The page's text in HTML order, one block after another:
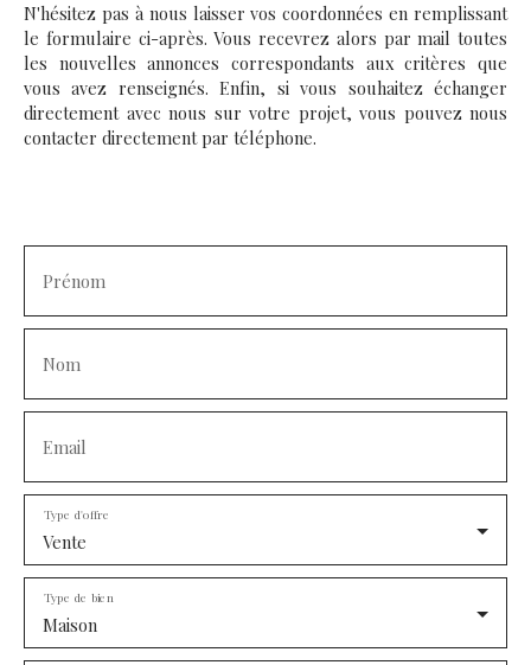
bureaux ou ateliers). Contact Florence Soragna 06 35 25
49 40
N'hésitez pas à nous laisser vos coordonnées en remplissant
le formulaire ci-après. Vous recevrez alors par mail toutes
les nouvelles annonces correspondants aux critères que
vous avez renseignés. Enfin, si vous souhaitez échanger
directement avec nous sur votre projet, vous pouvez nous
contacter directement par téléphone.
Prénom
Nom
Email
Vente
Type d'offre
Maison
Type de bien